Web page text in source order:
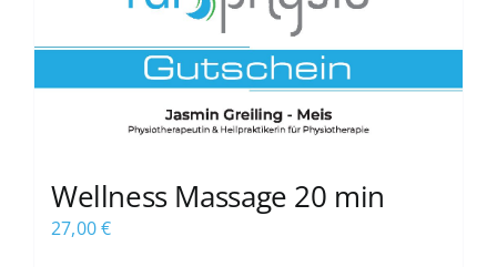
Wellness Massage 20 min
27,00€